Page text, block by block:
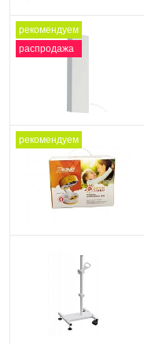
рекомендуем
распродажа
рекомендуем